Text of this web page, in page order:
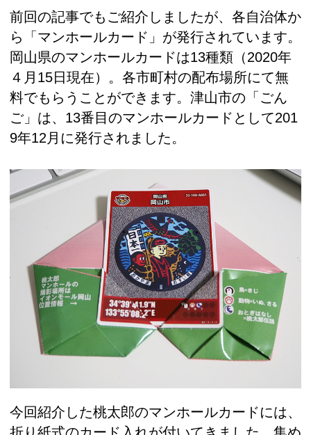
前回の記事でもご紹介しましたが、各自治体か
ら「マンホールカード」が発行されています。
岡山県のマンホールカードは13種類（2020年
４月15日現在）。各市町村の配布場所にて無
料でもらうことができます。津山市の「ごん
ご」は、13番目のマンホールカードとして201
9年12月に発行されました。
今回紹介した桃太郎のマンホールカードには、